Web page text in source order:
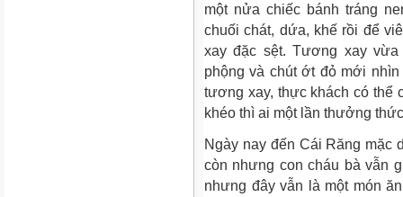
một nửa chiếc bánh tráng
chuối chát, dứa, khế rồi để
xay đặc sệt. Tương xay
phộng và chút ớt đỏ mới
tương xay, thực khách có thể
khéo thì ai một lần thưởng
Ngày nay đến Cái Răng mặc
còn nhưng con cháu bà vẫn
nhưng đây vẫn là một món